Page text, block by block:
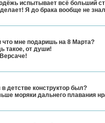
испытывает всё больший
Я до брака вообще не
что мне подаришь на 8 Марта?
такое, от души!
в детстве конструктор был?
моряки дальнего плавания